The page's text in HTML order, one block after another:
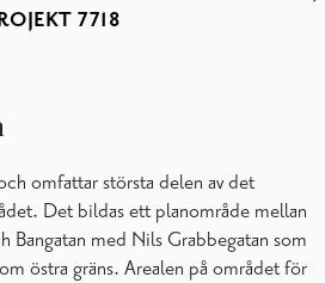
7718
omfattar största delen av det
Det bildas ett planområde mellan
Bangatan med Nils Grabbegatan som
östra gräns. Arealen på området för